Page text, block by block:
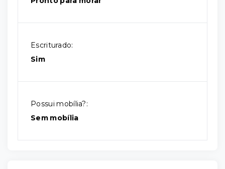
Escriturado:
Sim
Possui mobília?:
Sem mobília